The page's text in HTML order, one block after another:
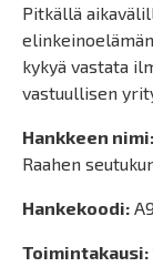
Pitkällä
kykyä vastata
vastuullisen
Hankkeen nimi:
Raahen
Hankekoodi:
Toimintakausi: